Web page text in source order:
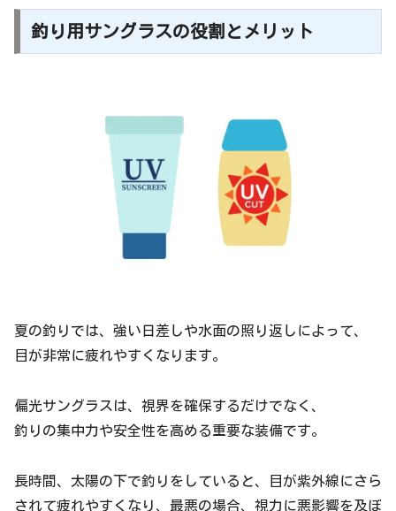
釣り用サングラスの役割とメリット
夏の釣りでは、強い日差しや水面の照り返しによって、
目が非常に疲れやすくなります。
偏光サングラスは、視界を確保するだけでなく、
釣りの集中力や安全性を高める重要な装備です。
長時間、太陽の下で釣りをしていると、目が紫外線にさら
されて疲れやすくなり、最悪の場合、視力に悪影響を及ぼ